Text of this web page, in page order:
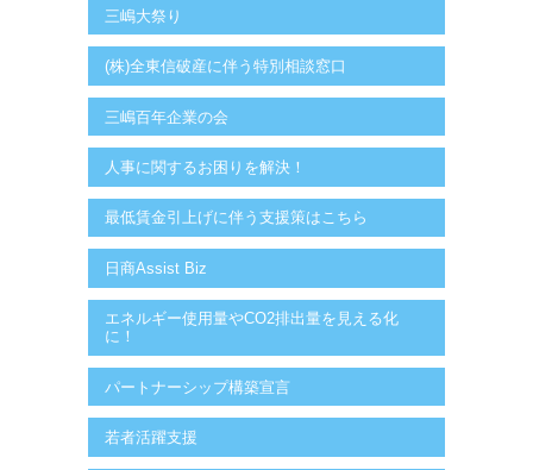
三嶋大祭り
(株)全東信破産に伴う特別相談窓口
三嶋百年企業の会
人事に関するお困りを解決！
最低賃金引上げに伴う支援策はこちら
日商Assist Biz
エネルギー使用量やCO2排出量を見える化
に！
パートナーシップ構築宣言
若者活躍支援